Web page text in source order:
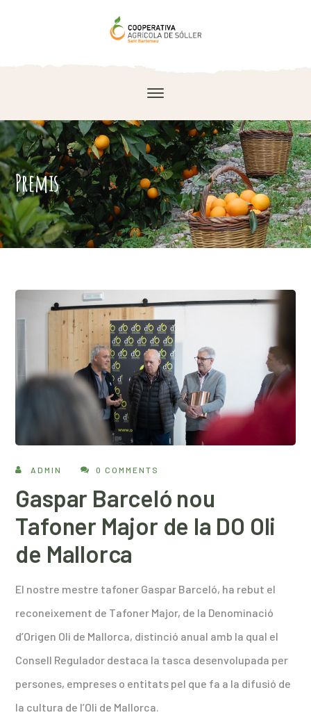
Premis
ADMIN 0 COMMENTS
Gaspar Barceló nou
Tafoner Major de la DO Oli
de Mallorca
El nostre mestre tafoner Gaspar Barceló, ha rebut el
reconeixement de Tafoner Major, de la Denominació
d’Origen Oli de Mallorca, distinció anual amb la qual el
Consell Regulador destaca la tasca desenvolupada per
persones, empreses o entitats pel que fa a la difusió de
la cultura de l’Oli de Mallorca.